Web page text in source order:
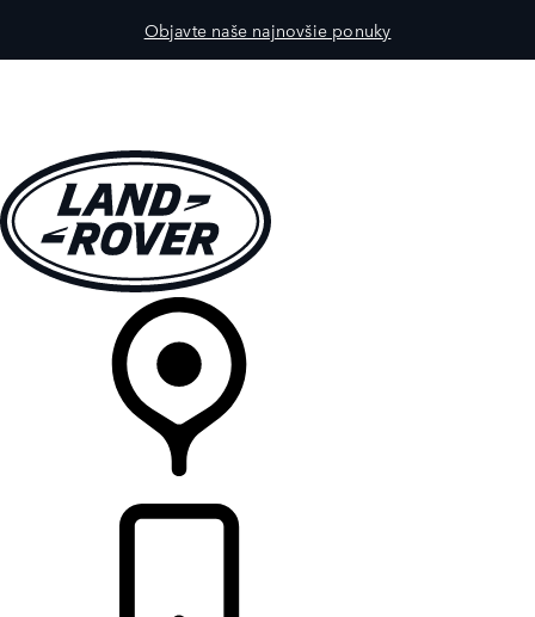
Objavte naše najnovšie ponuky